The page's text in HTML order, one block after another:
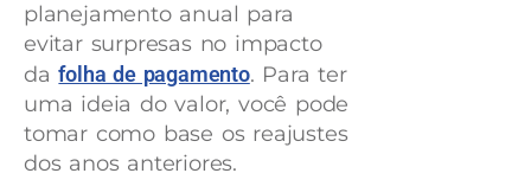
planejamento anual para
evitar surpresas no impacto
dafolha de pagamento. Para ter
uma ideia do valor, você pode
tomar como base os reajustes
dos anos anteriores.